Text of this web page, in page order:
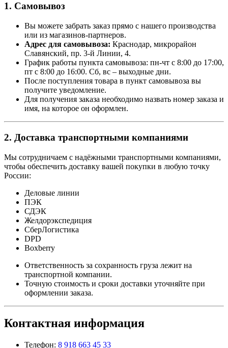
1. Самовывоз
Вы можете забрать заказ прямо с нашего производства
или из магазинов-партнеров.
Адрес для самовывоза: Краснодар, микрорайон
Славянский, пр. 3-й Линии, 4.
График работы пункта самовывоза: пн-чт с 8:00 до 17:00,
пт с 8:00 до 16:00. Сб, вс – выходные дни.
После поступления товара в пункт самовывоза вы
получите уведомление.
Для получения заказа необходимо назвать номер заказа и
имя, на которое он оформлен.
2. Доставка транспортными компаниями
Мы сотрудничаем с надёжными транспортными компаниями,
чтобы обеспечить доставку вашей покупки в любую точку
России:
Деловые линии
ПЭК
СДЭК
Желдорэкспедиция
СберЛогистика
DPD
Boxberry
Ответственность за сохранность груза лежит на
транспортной компании.
Точную стоимость и сроки доставки уточняйте при
оформлении заказа.
Контактная информация
Телефон: 8 918 663 45 33